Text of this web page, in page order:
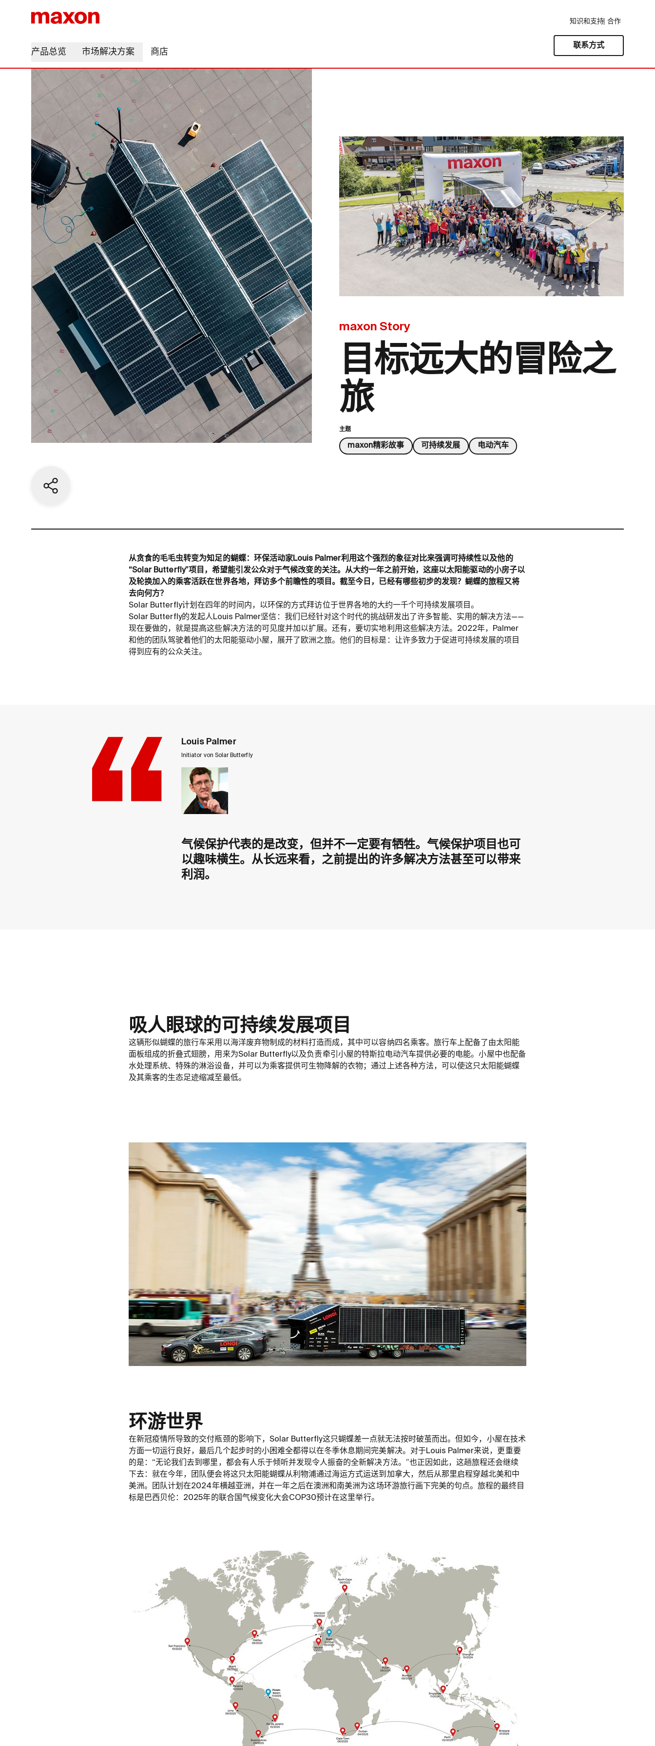
知识和支持 合作
产品总览 市场解决方案 商店
联系方式
maxon Story
目标远大的冒险之
旅
主题
maxon精彩故事 可持续发展 电动汽车
Share current page
从贪食的毛毛虫转变为知足的蝴蝶：环保活动家Louis Palmer利用这个强烈的象征对比来强调可持续性以及他的
“Solar Butterfly”项目，希望能引发公众对于气候改变的关注。从大约一年之前开始，这座以太阳能驱动的小房子以
及轮换加入的乘客活跃在世界各地，拜访多个前瞻性的项目。截至今日，已经有哪些初步的发现？蝴蝶的旅程又将
去向何方？
Solar Butterfly计划在四年的时间内，以环保的方式拜访位于世界各地的大约一千个可持续发展项目。
Solar Butterfly的发起人Louis Palmer坚信：我们已经针对这个时代的挑战研发出了许多智能、实用的解决方法——
现在要做的，就是提高这些解决方法的可见度并加以扩展。还有，要切实地利用这些解决方法。2022年，Palmer
和他的团队驾驶着他们的太阳能驱动小屋，展开了欧洲之旅。他们的目标是：让许多致力于促进可持续发展的项目
得到应有的公众关注。
Louis Palmer
Initiator von Solar Butterfly
气候保护代表的是改变，但并不一定要有牺牲。气候保护项目也可
以趣味横生。从长远来看，之前提出的许多解决方法甚至可以带来
利润。
吸人眼球的可持续发展项目
这辆形似蝴蝶的旅行车采用以海洋废弃物制成的材料打造而成，其中可以容纳四名乘客。旅行车上配备了由太阳能
面板组成的折叠式翅膀，用来为Solar Butterfly以及负责牵引小屋的特斯拉电动汽车提供必要的电能。小屋中也配备
水处理系统、特殊的淋浴设备，并可以为乘客提供可生物降解的衣物；通过上述各种方法，可以使这只太阳能蝴蝶
及其乘客的生态足迹缩减至最低。
环游世界
在新冠疫情所导致的交付瓶颈的影响下，Solar Butterfly这只蝴蝶差一点就无法按时破茧而出。但如今，小屋在技术
方面一切运行良好，最后几个起步时的小困难全都得以在冬季休息期间完美解决。对于Louis Palmer来说，更重要
的是：“无论我们去到哪里，都会有人乐于倾听并发现令人振奋的全新解决方法。”也正因如此，这趟旅程还会继续
下去：就在今年，团队便会将这只太阳能蝴蝶从利物浦通过海运方式运送到加拿大，然后从那里启程穿越北美和中
美洲。团队计划在2024年横越亚洲，并在一年之后在澳洲和南美洲为这场环游旅行画下完美的句点。旅程的最终目
标是巴西贝伦：2025年的联合国气候变化大会COP30预计在这里举行。